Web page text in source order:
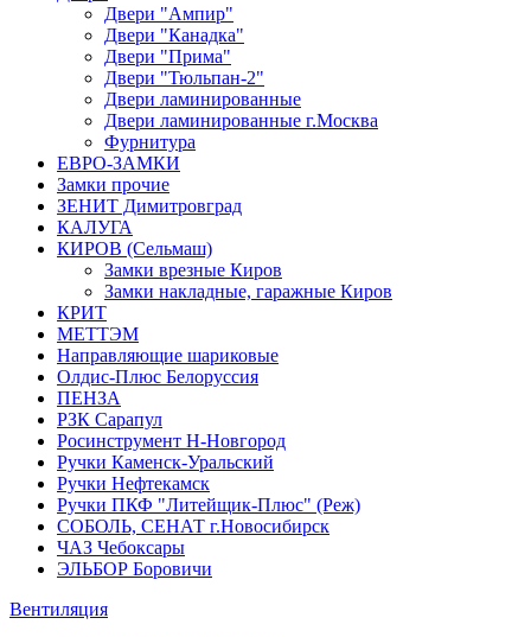
Двери "Ампир"
Двери "Канадка"
Двери "Прима"
Двери "Тюльпан-2"
Двери ламинированные
Двери ламинированные г.Москва
Фурнитура
ЕВРО-ЗАМКИ
Замки прочие
ЗЕНИТ Димитровград
КАЛУГА
КИРОВ (Сельмаш)
Замки врезные Киров
Замки накладные, гаражные Киров
КРИТ
МЕТТЭМ
Направляющие шариковые
Олдис-Плюс Белоруссия
ПЕНЗА
РЗК Сарапул
Росинструмент Н-Новгород
Ручки Каменск-Уральский
Ручки Нефтекамск
Ручки ПКФ "Литейщик-Плюс" (Реж)
СОБОЛЬ, СЕНАТ г.Новосибирск
ЧАЗ Чебоксары
ЭЛЬБОР Боровичи
Вентиляция